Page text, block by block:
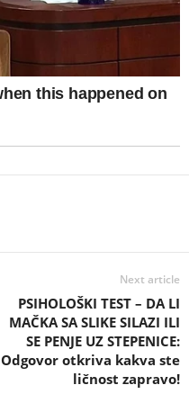
Next article
PSIHOLOŠKI TEST – DA LI
MAČKA SA SLIKE SILAZI ILI
SE PENJE UZ STEPENICE:
Odgovor otkriva kakva ste
ličnost zapravo!